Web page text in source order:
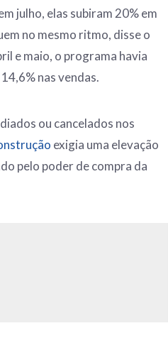
julho, elas subiram 20% em
no mesmo ritmo, disse o
e maio, o programa havia
nas vendas.
ou cancelados nos
exigia uma elevação
pelo poder de compra da